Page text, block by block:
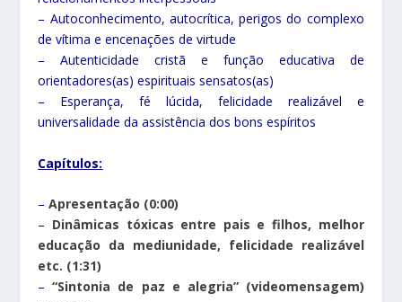
– Autoconhecimento, autocrítica, perigos do complexo
de vítima e encenações de virtude
– Autenticidade cristã e função educativa de
orientadores(as) espirituais sensatos(as)
– Esperança, fé lúcida, felicidade realizável e
universalidade da assistência dos bons espíritos
Capítulos:
–Apresentação (0:00)
– Dinâmicas tóxicas entre pais e filhos, melhor
educação da mediunidade, felicidade realizável
etc. (1:31)
–“Sintonia de paz e alegria” (videomensagem)